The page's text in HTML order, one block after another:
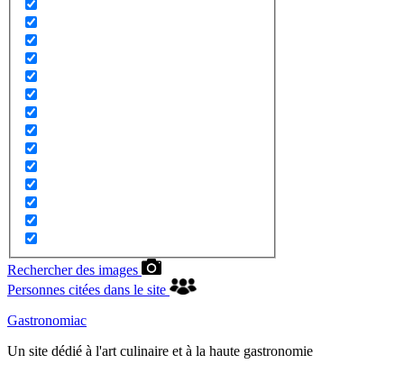
Rechercher des images
Personnes citées dans le site
Gastronomiac
Un site dédié à l'art culinaire et à la haute gastronomie